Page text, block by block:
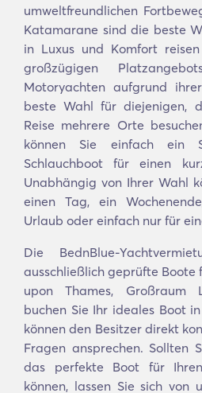
umweltfreundlichen
Katamarane sind die beste
in Luxus und Komfort
großzügigen
Motoryachten aufgrund
beste Wahl für diejenigen,
Reise mehrere Orte
können Sie einfach ein
Schlauchboot für einen
Unabhängig von Ihrer Wahl
einen Tag, ein
Urlaub oder einfach nur für
Die BednBlue-
ausschließlich geprüfte Boote
upon Thames, Großraum
buchen Sie Ihr ideales Boot
können den Besitzer direkt
Fragen ansprechen. Sollten
das perfekte Boot für
können, lassen Sie sich von